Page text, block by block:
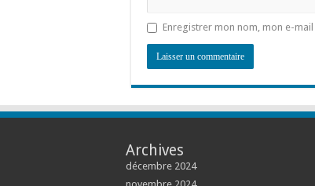
Enregistrer mon nom, mon e-
Archives
décembre 2024